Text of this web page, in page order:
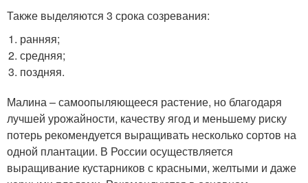
Также выделяются 3 срока созревания:
ранняя;
средняя;
поздняя.
Малина – самоопыляющееся растение, но благодаря
лучшей урожайности, качеству ягод и меньшему риску
потерь рекомендуется выращивать несколько сортов на
одной плантации. В России осуществляется
выращивание кустарников с красными, желтыми и даже